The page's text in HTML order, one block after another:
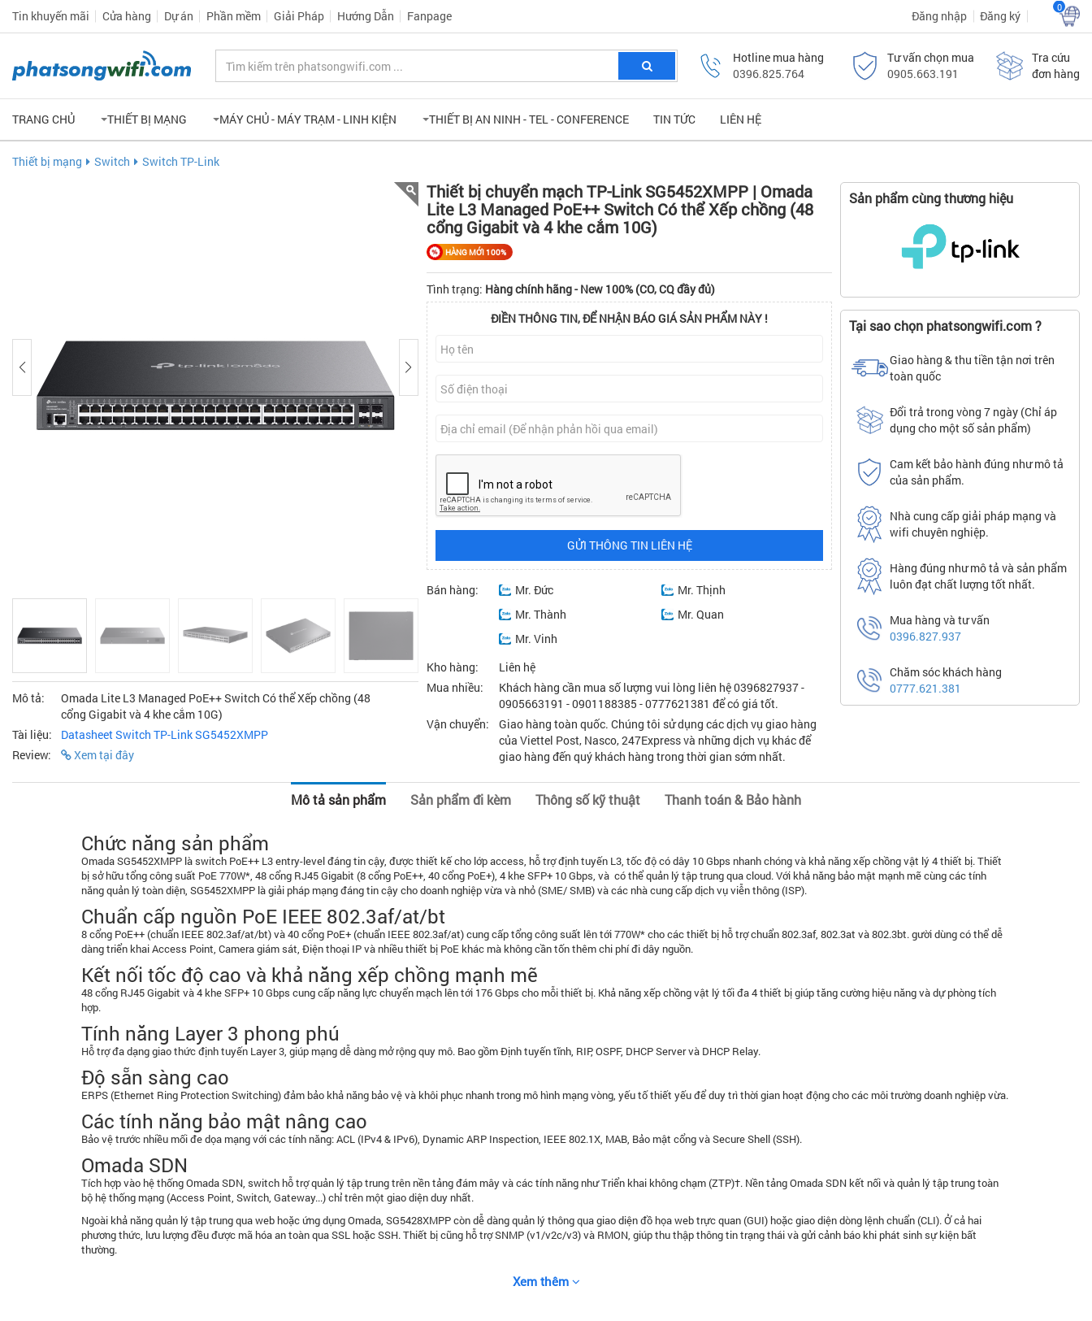
Tin khuyến mãi Cửa hàng Dự án Phần mềm Giải Pháp Hướng Dẫn Fanpage
0
Đăng ký
Đăng nhập
Hotline mua hàng
0396.825.764
Tư vấn chọn mua
0905.663.191
Tra cứu
đơn hàng
TRANG CHỦ THIẾT BỊ MẠNG MÁY CHỦ - MÁY TRẠM - LINH KIỆN THIẾT BỊ AN NINH - TEL - CONFERENCE TIN TỨC LIÊN HỆ
Thiết bị mạng Switch Switch TP-Link
Mô tả:
Omada Lite L3 Managed PoE++ Switch Có thể Xếp chồng (48
cổng Gigabit và 4 khe cắm 10G)
Tài liệu:
Datasheet Switch TP-Link SG5452XMPP
Review:
Xem tại đây
Thiết bị chuyển mạch TP-Link SG5452XMPP | Omada
Lite L3 Managed PoE++ Switch Có thể Xếp chồng (48
cổng Gigabit và 4 khe cắm 10G)
HÀNG MỚI 100%
Tình trạng: Hàng chính hãng - New 100% (CO, CQ đầy đủ)
ĐIỀN THÔNG TIN, ĐỂ NHẬN BÁO GIÁ SẢN PHẨM NÀY !
GỬI THÔNG TIN LIÊN HỆ
Bán hàng: Mr. Đức
Mr. Thịnh
Mr. Thành
Mr. Quan
Mr. Vinh
Kho hàng:
Liên hệ
Mua nhiều:
Khách hàng cần mua số lượng vui lòng liên hệ 0396827937 -
0905663191 - 0901188385 - 0777621381 để có giá tốt.
Vận chuyển:
Giao hàng toàn quốc. Chúng tôi sử dụng các dịch vụ giao hàng
của Viettel Post, Nasco, 247Express và những dịch vụ khác để
giao hàng đến quý khách hàng trong thời gian sớm nhất.
Sản phẩm cùng thương hiệu
Tại sao chọn phatsongwifi.com ?
Giao hàng & thu tiền tận nơi trên
toàn quốc
Đổi trả trong vòng 7 ngày (Chỉ áp
dụng cho một số sản phẩm)
Cam kết bảo hành đúng như mô tả
của sản phẩm.
Nhà cung cấp giải pháp mạng và
wifi chuyên nghiệp.
Hàng đúng như mô tả và sản phẩm
luôn đạt chất lượng tốt nhất.
Mua hàng và tư vấn
0396.827.937
Chăm sóc khách hàng
0777.621.381
Mô tả sản phẩm Sản phẩm đi kèm Thông số kỹ thuật Thanh toán & Bảo hành
Chức năng sản phẩm
Omada SG5452XMPP là switch PoE++ L3 entry-level đáng tin cậy, được thiết kế cho lớp access, hỗ trợ định tuyến L3, tốc độ có dây 10 Gbps nhanh chóng và khả năng xếp chồng vật lý 4 thiết bị. Thiết
bị sở hữu tổng công suất PoE 770W*, 48 cổng RJ45 Gigabit (8 cổng PoE++, 40 cổng PoE+), 4 khe SFP+ 10 Gbps, và có thể quản lý tập trung qua cloud. Với khả năng bảo mật mạnh mẽ cùng các tính
năng quản lý toàn diện, SG5452XMPP là giải pháp mạng đáng tin cậy cho doanh nghiệp vừa và nhỏ (SME/ SMB) và các nhà cung cấp dịch vụ viễn thông (ISP).
Chuẩn cấp nguồn PoE IEEE 802.3af/at/bt
8 cổng PoE++ (chuẩn IEEE 802.3af/at/bt) và 40 cổng PoE+ (chuẩn IEEE 802.3af/at) cung cấp tổng công suất lên tới 770W* cho các thiết bị hỗ trợ chuẩn 802.3af, 802.3at và 802.3bt. gười dùng có thể dễ
dàng triển khai Access Point, Camera giám sát, Điện thoại IP và nhiều thiết bị PoE khác mà không cần tốn thêm chi phí đi dây nguồn.
Kết nối tốc độ cao và khả năng xếp chồng mạnh mẽ
48 cổng RJ45 Gigabit và 4 khe SFP+ 10 Gbps cung cấp năng lực chuyển mạch lên tới 176 Gbps cho mỗi thiết bị. Khả năng xếp chồng vật lý tối đa 4 thiết bị giúp tăng cường hiệu năng và dự phòng tích
hợp.
Tính năng Layer 3 phong phú
Hỗ trợ đa dạng giao thức định tuyến Layer 3, giúp mạng dễ dàng mở rộng quy mô. Bao gồm Định tuyến tĩnh, RIP, OSPF, DHCP Server và DHCP Relay.
Độ sẵn sàng cao
ERPS (Ethernet Ring Protection Switching) đảm bảo khả năng bảo vệ và khôi phục nhanh trong mô hình mạng vòng, yếu tố thiết yếu để duy trì thời gian hoạt động cho các môi trường doanh nghiệp vừa.
Các tính năng bảo mật nâng cao
Bảo vệ trước nhiều mối đe dọa mạng với các tính năng: ACL (IPv4 & IPv6), Dynamic ARP Inspection, IEEE 802.1X, MAB, Bảo mật cổng và Secure Shell (SSH).
Omada SDN
Tích hợp vào hệ thống Omada SDN, switch hỗ trợ quản lý tập trung trên nền tảng đám mây và các tính năng như Triển khai không chạm (ZTP)†. Nền tảng Omada SDN kết nối và quản lý tập trung toàn
bộ hệ thống mạng (Access Point, Switch, Gateway...) chỉ trên một giao diện duy nhất.
Ngoài khả năng quản lý tập trung qua web hoặc ứng dụng Omada, SG5428XMPP còn dễ dàng quản lý thông qua giao diện đồ họa web trực quan (GUI) hoặc giao diện dòng lệnh chuẩn (CLI). Ở cả hai
phương thức, lưu lượng đều được mã hóa an toàn qua SSL hoặc SSH. Thiết bị cũng hỗ trợ SNMP (v1/v2c/v3) và RMON, giúp thu thập thông tin trạng thái và gửi cảnh báo khi phát sinh sự kiện bất
thường.
Xem thêm